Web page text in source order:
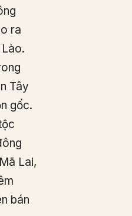
ra
Tây
gốc.
Lai,
bán